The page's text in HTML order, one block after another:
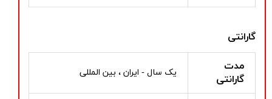
گارانتی
مدت
گارانتی
یک سال - ایران ، بین المللی